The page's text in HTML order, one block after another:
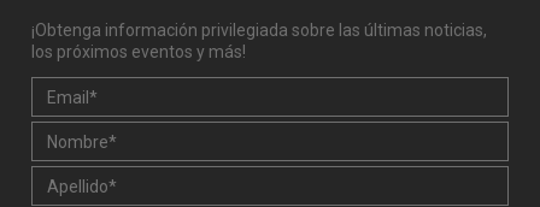
¡Obtenga información privilegiada sobre las últimas noticias,
los próximos eventos y más!